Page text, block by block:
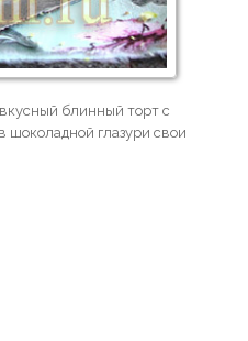
блинный торт с
шоколадной глазури свои